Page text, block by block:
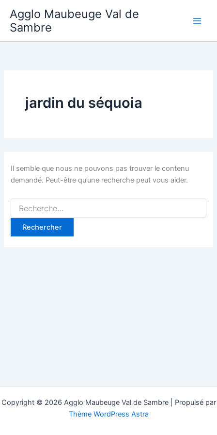
contenu
Agglo Maubeuge Val de
Sambre
jardin du séquoia
Il semble que nous ne pouvons pas trouver le contenu
demandé. Peut-être qu’une recherche peut vous aider.
Rechercher :
Copyright © 2026 Agglo Maubeuge Val de Sambre | Propulsé par
Thème WordPress Astra